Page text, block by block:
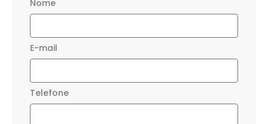
Nome
E-mail
Telefone